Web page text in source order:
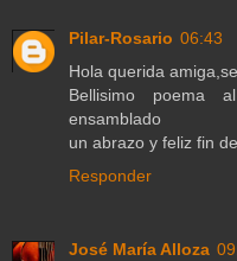
Pilar-Rosario 06:43
Hola querida
Bellisimo poema
ensamblado
un abrazo y feliz fin
Responder
José María Alloza